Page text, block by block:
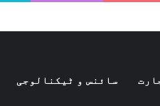
سائنس و ٹیکنالوجی